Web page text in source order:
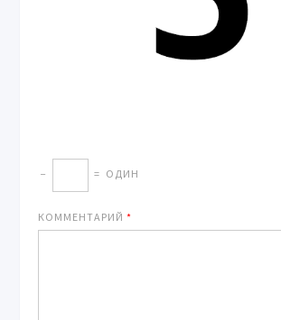
− = ОДИН
КОММЕНТАРИЙ*